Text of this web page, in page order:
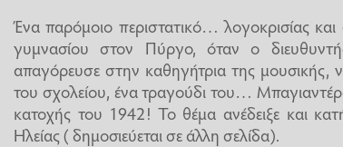
Ένα παρόμοιο περιστατικό… λογοκρισίας
γυμνασίου στον Πύργο, όταν ο
απαγόρευσε στην καθηγήτρια της μουσικής,
του σχολείου, ένα τραγούδι του…
κατοχής του 1942! Το θέμα ανέδειξε και
Ηλείας ( δημοσιεύεται σε άλλη σελίδα).